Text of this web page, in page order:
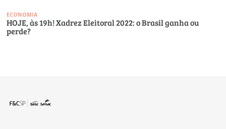
ECONOMIA
HOJE, às 19h! Xadrez Eleitoral 2022: o Brasil ganha ou
perde?